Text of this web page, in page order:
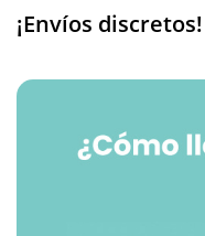
¡Envíos discretos!